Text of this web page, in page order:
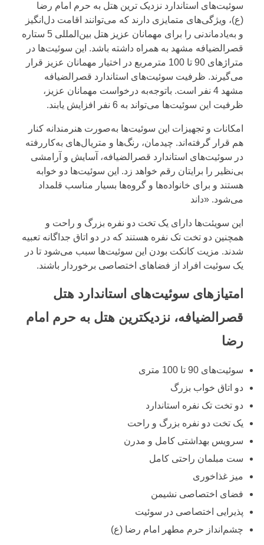
سوئیت‌های استاندارد نزدیک ترین هتل به حرم امام رضا
(ع)، ویژگی‌های متمایزی دارند که می‌توانند اقامت دل‌انگیز
و به‌یادماندنی را برای مهمانان عزیز هتل بین‌المللی 5 ستاره
قصرالضیافه مشهد به همراه داشته باشد. این سوئیت‌ها در
متراژهای 90 تا 100 مترمربع در اختیار مهمانان عزیز قرار
می‌گیرند. ظرفیت سوئیت‌های استاندارد قصرالضیافه
مشهد 4 نفر است. باتوجه‌به درخواست مهمانان عزیز،
ظرفیت این سوئیت‌ها می‌تواند به 6 نفر افزایش یابند.
امکانات و تجهیزات این سوئیت‌ها به‌صورت هنرمندانه کنار
هم قرار گرفته‌اند. چیدمان، رنگ‌ها و متریال‌های به‌کاررفته
در سوئیت‌های استاندارد قصرالضیافه، آسایش و آرامشی
بی‌نظیر را برایتان رقم خواهد زد. این سوئیت‌ها دو خوابه
هستند و برای خانواده‌ها و گروه‌ها بسیار مناسب قلمداد
می‌شود. «داند
این سویئت‌ها دارای یک تخت دو نفره بزرگ و راحت و
همچنین دو تخت تک نفره هستند که در دو اتاق جداگانه تعبیه
شدند. مزیت کانکت بودن این سوئیت‌ها سبب می‌شود تا در
یک سوئیت افراد از فضاهای اختصاصی برخوردار باشند.
امتیازهای سوئیت‌های استاندارد هتل
قصرالضیافه، نزدیکترین هتل به حرم امام
رضا
سوئیت‌های 90 تا 100 متری
دو اتاق خواب بزرگ
دو تخت تک نفره استاندارد
یک تخت دو نفره بزرگ و راحت
سرویس بهداشتی کامل و مدرن
ست مبلمان راحتی کامل
میز غذاخوری
فضای اختصاصی نشیمن
پذیرایی اختصاصی در سوئیت
چشم‌انداز حرم مطهر امام رضا (ع)